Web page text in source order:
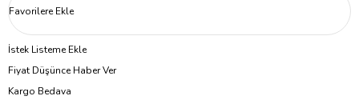
Favorilere Ekle
İstek Listeme Ekle
Fiyat Düşünce Haber Ver
Kargo Bedava